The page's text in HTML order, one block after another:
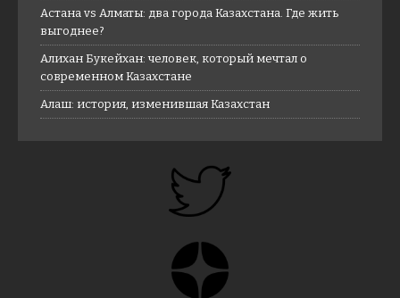
Астана vs Алматы: два города Казахстана. Где жить
выгоднее?
Алихан Букейхан: человек, который мечтал о
современном Казахстане
Алаш: история, изменившая Казахстан